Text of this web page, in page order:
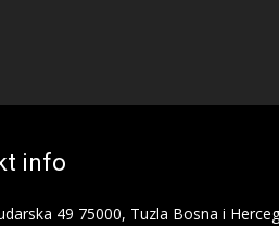
info
49 75000, Tuzla Bosna i